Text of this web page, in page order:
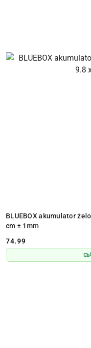
BLUEBOX akumulator
cm ± 1mm
Cena:
74.99